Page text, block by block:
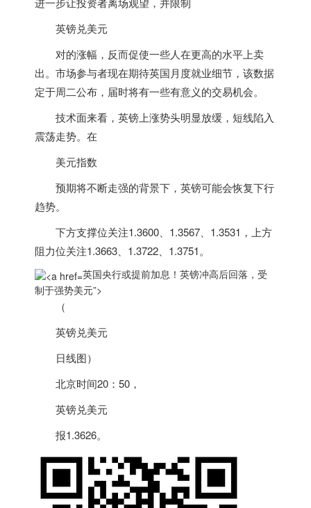
英镑兑美元
对的涨幅，反而促使一些人在更高的水平上卖
出。市场参与者现在期待英国月度就业细节，该数据
定于周二公布，届时将有一些有意义的交易机会。
技术面来看，英镑上涨势头明显放缓，短线陷入
震荡走势。在
美元指数
预期将不断走强的背景下，英镑可能会恢复下行
趋势。
下方支撑位关注1.3600、1.3567、1.3531，上方
阻力位关注1.3663、1.3722、1.3751。
英国央行或提前加息！英镑冲高后回落，受
制于强势美元”>
（
英镑兑美元
日线图）
北京时间20：50，
英镑兑美元
报1.3626。